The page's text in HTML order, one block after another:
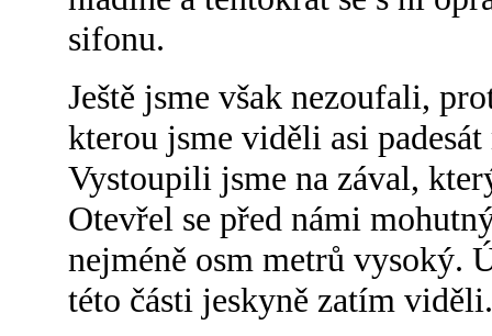
sifonu.
Ještě jsme však nezoufali,
kterou jsme viděli asi
Vystoupili jsme na zával,
Otevřel se před námi
nejméně osm metrů vysoký.
této části jeskyně zatím viděli.